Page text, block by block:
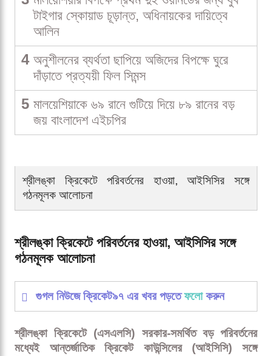
টাইগার স্কোয়াড চূড়ান্ত, অধিনায়কের দায়িত্বে
আলিন
4 অনুশীলনের ব্যর্থতা ছাপিয়ে অজিদের বিপক্ষে ঘুরে
দাঁড়াতে প্রত্যয়ী ফিল সিমন্স
5 মালয়েশিয়াকে ৬৯ রানে গুটিয়ে দিয়ে ৮৯ রানের বড়
জয় বাংলাদেশ এইচপির
শ্রীলঙ্কা ক্রিকেটে পরিবর্তনের হাওয়া, আইসিসির সঙ্গে